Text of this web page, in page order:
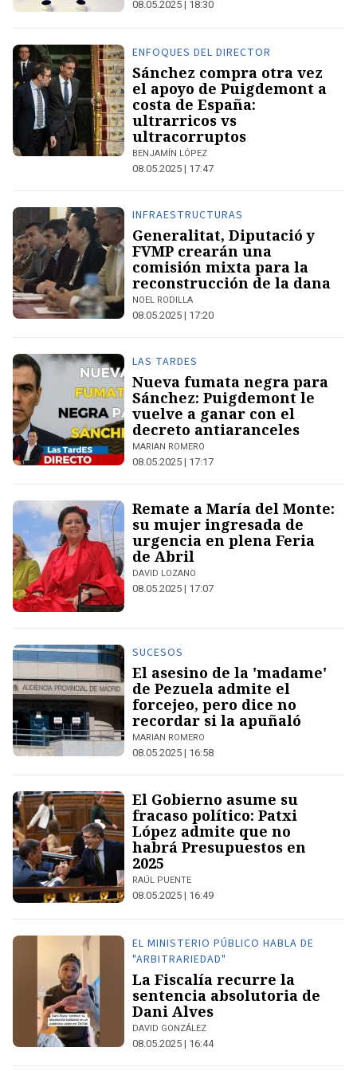
08.05.2025 | 18:30
ENFOQUES DEL DIRECTOR
Sánchez compra otra vez
el apoyo de Puigdemont a
costa de España:
ultrarricos vs
ultracorruptos
BENJAMÍN LÓPEZ
08.05.2025 | 17:47
INFRAESTRUCTURAS
Generalitat, Diputació y
FVMP crearán una
comisión mixta para la
reconstrucción de la dana
NOEL RODILLA
08.05.2025 | 17:20
LAS TARDES
Nueva fumata negra para
Sánchez: Puigdemont le
vuelve a ganar con el
decreto antiaranceles
MARIAN ROMERO
08.05.2025 | 17:17
Remate a María del Monte:
su mujer ingresada de
urgencia en plena Feria
de Abril
DAVID LOZANO
08.05.2025 | 17:07
SUCESOS
El asesino de la 'madame'
de Pezuela admite el
forcejeo, pero dice no
recordar si la apuñaló
MARIAN ROMERO
08.05.2025 | 16:58
El Gobierno asume su
fracaso político: Patxi
López admite que no
habrá Presupuestos en
2025
RAÚL PUENTE
08.05.2025 | 16:49
EL MINISTERIO PÚBLICO HABLA DE ​
"ARBITRARIEDAD"
La Fiscalía recurre la
sentencia absolutoria de
Dani Alves
DAVID GONZÁLEZ
08.05.2025 | 16:44